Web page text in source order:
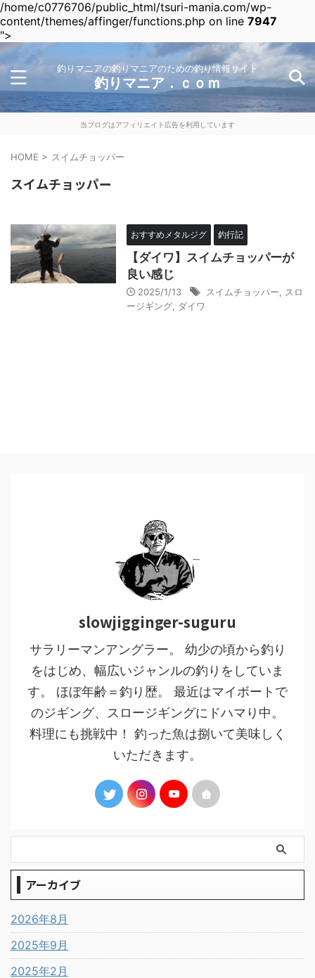
/home/c0776706/public_html/tsuri-mania.com/wp-
content/themes/affinger/functions.php on line 7947
">
釣りマニアの釣りマニアのための釣り情報サイト
釣りマニア．ｃｏｍ
当ブログはアフィリエイト広告を利用しています
HOME > スイムチョッパー
スイムチョッパー
おすすめメタルジグ 釣行記
【ダイワ】スイムチョッパーが
良い感じ
2025/1/13 スイムチョッパー
スロ
ージギング ダイワ
slowjigginger-suguru
サラリーマンアングラー。 幼少の頃から釣り
をはじめ、幅広いジャンルの釣りをしていま
す。 ほぼ年齢＝釣り歴。 最近はマイボートで
のジギング、スロージギングにドハマり中。
料理にも挑戦中！ 釣った魚は捌いて美味しく
いただきます。
アーカイブ
2026年8月
2025年9月
2025年2月